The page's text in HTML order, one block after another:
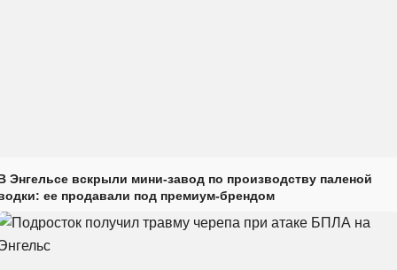
Энгельсе вскрыли мини-завод по производству паленой
ее продавали под премиум-брендом